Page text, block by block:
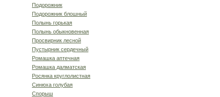
Подорожник
Подорожник блошный
Полынь горькая
Полынь обыкновенная
Просвирник лесной
Пустырник сердечный
Ромашка аптечная
Ромашка далматская
Росянка круглолистная
Синюха голубая
Спорыш